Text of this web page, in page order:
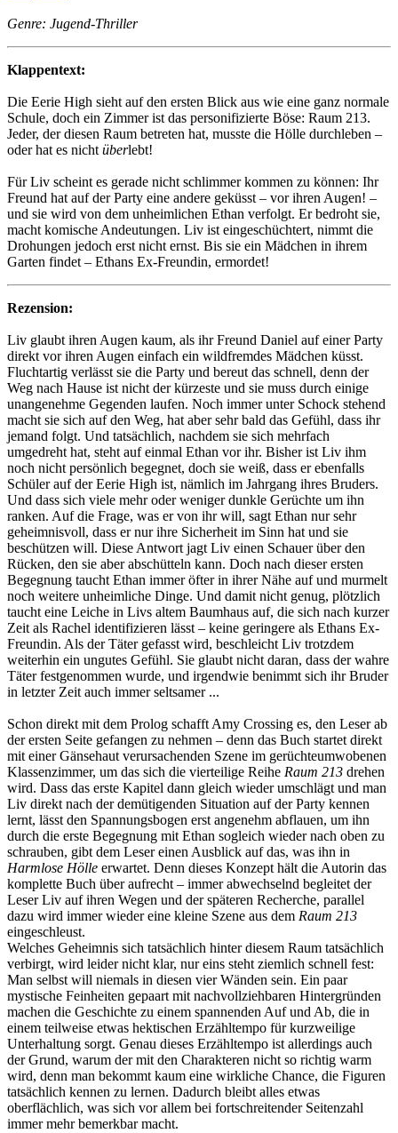
Genre: Jugend-Thriller
Klappentext:
Die Eerie High sieht auf den ersten Blick aus wie eine ganz normale
Schule, doch ein Zimmer ist das personifizierte Böse: Raum 213.
Jeder, der diesen Raum betreten hat, musste die Hölle durchleben –
oder hat es nicht überlebt!
Für Liv scheint es gerade nicht schlimmer kommen zu können: Ihr
Freund hat auf der Party eine andere geküsst – vor ihren Augen! –
und sie wird von dem unheimlichen Ethan verfolgt. Er bedroht sie,
macht komische Andeutungen. Liv ist eingeschüchtert, nimmt die
Drohungen jedoch erst nicht ernst. Bis sie ein Mädchen in ihrem
Garten findet – Ethans Ex-Freundin, ermordet!
Rezension:
Liv glaubt ihren Augen kaum, als ihr Freund Daniel auf einer Party
direkt vor ihren Augen einfach ein wildfremdes Mädchen küsst.
Fluchtartig verlässt sie die Party und bereut das schnell, denn der
Weg nach Hause ist nicht der kürzeste und sie muss durch einige
unangenehme Gegenden laufen. Noch immer unter Schock stehend
macht sie sich auf den Weg, hat aber sehr bald das Gefühl, dass ihr
jemand folgt. Und tatsächlich, nachdem sie sich mehrfach
umgedreht hat, steht auf einmal Ethan vor ihr. Bisher ist Liv ihm
noch nicht persönlich begegnet, doch sie weiß, dass er ebenfalls
Schüler auf der Eerie High ist, nämlich im Jahrgang ihres Bruders.
Und dass sich viele mehr oder weniger dunkle Gerüchte um ihn
ranken. Auf die Frage, was er von ihr will, sagt Ethan nur sehr
geheimnisvoll, dass er nur ihre Sicherheit im Sinn hat und sie
beschützen will. Diese Antwort jagt Liv einen Schauer über den
Rücken, den sie aber abschütteln kann. Doch nach dieser ersten
Begegnung taucht Ethan immer öfter in ihrer Nähe auf und murmelt
noch weitere unheimliche Dinge. Und damit nicht genug, plötzlich
taucht eine Leiche in Livs altem Baumhaus auf, die sich nach kurzer
Zeit als Rachel identifizieren lässt – keine geringere als Ethans Ex-
Freundin. Als der Täter gefasst wird, beschleicht Liv trotzdem
weiterhin ein ungutes Gefühl. Sie glaubt nicht daran, dass der wahre
Täter festgenommen wurde, und irgendwie benimmt sich ihr Bruder
in letzter Zeit auch immer seltsamer ...
Schon direkt mit dem Prolog schafft Amy Crossing es, den Leser ab
der ersten Seite gefangen zu nehmen – denn das Buch startet direkt
mit einer Gänsehaut verursachenden Szene im gerüchteumwobenen
Klassenzimmer, um das sich die vierteilige Reihe Raum 213 drehen
wird. Dass das erste Kapitel dann gleich wieder umschlägt und man
Liv direkt nach der demütigenden Situation auf der Party kennen
lernt, lässt den Spannungsbogen erst angenehm abflauen, um ihn
durch die erste Begegnung mit Ethan sogleich wieder nach oben zu
schrauben, gibt dem Leser einen Ausblick auf das, was ihn in
Harmlose Hölle erwartet. Denn dieses Konzept hält die Autorin das
komplette Buch über aufrecht – immer abwechselnd begleitet der
Leser Liv auf ihren Wegen und der späteren Recherche, parallel
dazu wird immer wieder eine kleine Szene aus dem Raum 213
eingeschleust.
Welches Geheimnis sich tatsächlich hinter diesem Raum tatsächlich
verbirgt, wird leider nicht klar, nur eins steht ziemlich schnell fest:
Man selbst will niemals in diesen vier Wänden sein. Ein paar
mystische Feinheiten gepaart mit nachvollziehbaren Hintergründen
machen die Geschichte zu einem spannenden Auf und Ab, die in
einem teilweise etwas hektischen Erzähltempo für kurzweilige
Unterhaltung sorgt. Genau dieses Erzähltempo ist allerdings auch
der Grund, warum der mit den Charakteren nicht so richtig warm
wird, denn man bekommt kaum eine wirkliche Chance, die Figuren
tatsächlich kennen zu lernen. Dadurch bleibt alles etwas
oberflächlich, was sich vor allem bei fortschreitender Seitenzahl
immer mehr bemerkbar macht.